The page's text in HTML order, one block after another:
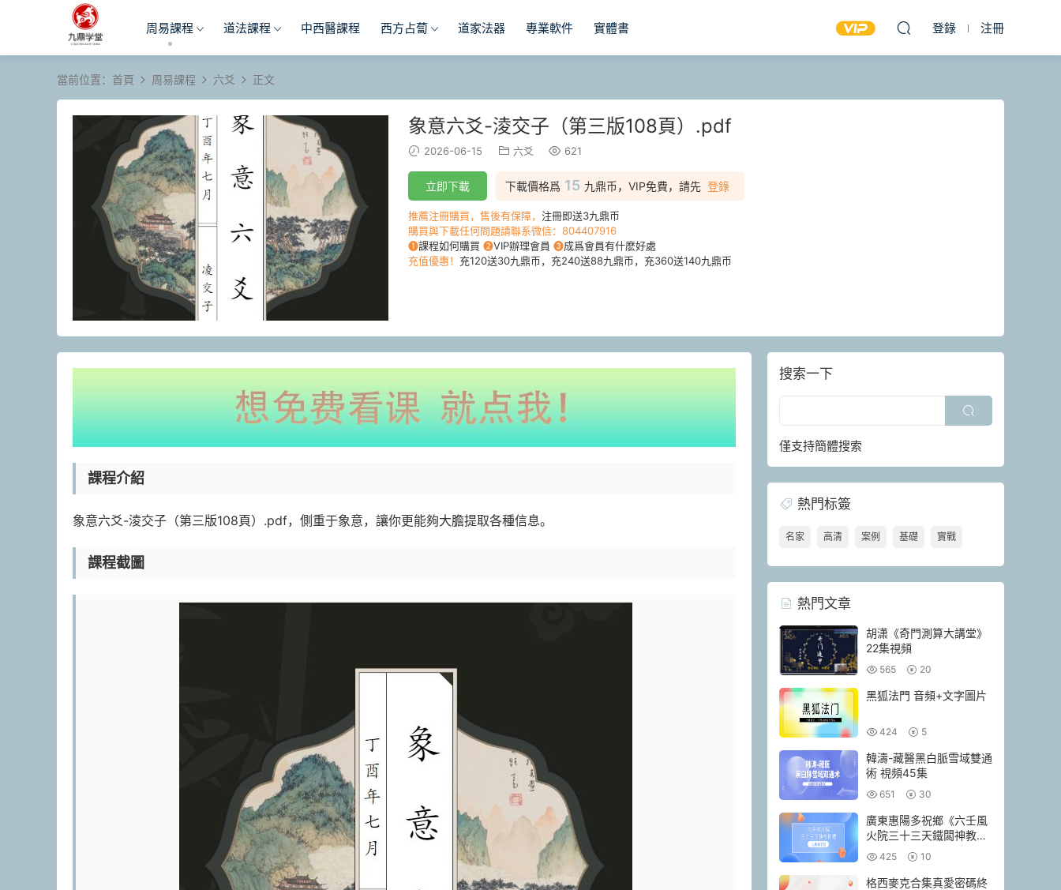
周易課程 道法課程 中西醫課程 西方占蔔 道家法器 專業軟件 實體書 登錄 注冊
當前位置： 首頁 周易課程 六爻 正文
象意六爻-淩交子（第三版108頁）.pdf
2026-06-15 六爻 621
下載價格爲 15 九鼎币，VIP免費，請先 登錄
立即下載
推薦注冊購買，售後有保障， 注冊即送3九鼎币
購買與下載任何問題請聯系微信：804407916
❶課程如何購買 ❷VIP辦理會員 ❸成爲會員有什麽好處
充值優惠！ 充120送30九鼎币，充240送88九鼎币，充360送140九鼎币
課程介紹
象意六爻-淩交子（第三版108頁）.pdf，側重于象意，讓你更能夠大膽提取各種信息。
課程截圖
搜索一下
僅支持簡體搜索
熱門标簽
名家 高清 案例 基礎 實戰
熱門文章
胡潇《奇門測算大講堂》
22集視頻
565 20
黑狐法門 音頻+文字圖片
424 5
韓濤-藏醫黑白脈雪域雙通
術 視頻45集
651 30
廣東惠陽多祝鄉《六壬風
火院三十三天鐵闆神教》
4本pdf
425 10
格西麥克合集真愛密碼終